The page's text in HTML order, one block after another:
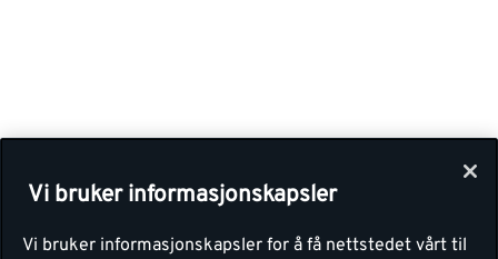
Vi bruker informasjonskapsler
Vi bruker informasjonskapsler for å få nettstedet vårt til